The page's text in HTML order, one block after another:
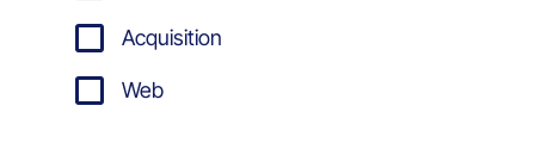
Acquisition
Web